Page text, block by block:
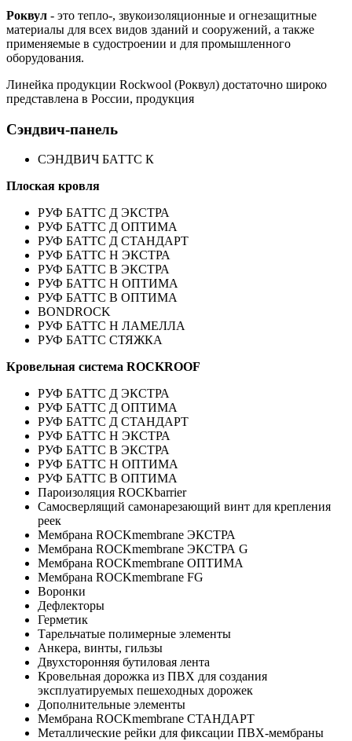
Роквул - это тепло-, звукоизоляционные и огнезащитные
материалы для всех видов зданий и сооружений, а также
применяемые в судостроении и для промышленного
оборудования.
Линейка продукции Rockwool (Роквул) достаточно широко
представлена в России, продукция
Сэндвич-панель
СЭНДВИЧ БАТТС К
Плоская кровля
РУФ БАТТС Д ЭКСТРА
РУФ БАТТС Д ОПТИМА
РУФ БАТТС Д СТАНДАРТ
РУФ БАТТС Н ЭКСТРА
РУФ БАТТС В ЭКСТРА
РУФ БАТТС Н ОПТИМА
РУФ БАТТС В ОПТИМА
BONDROCK
РУФ БАТТС Н ЛАМЕЛЛА
РУФ БАТТС СТЯЖКА
Кровельная система ROCKROOF
РУФ БАТТС Д ЭКСТРА
РУФ БАТТС Д ОПТИМА
РУФ БАТТС Д СТАНДАРТ
РУФ БАТТС Н ЭКСТРА
РУФ БАТТС В ЭКСТРА
РУФ БАТТС Н ОПТИМА
РУФ БАТТС В ОПТИМА
Пароизоляция ROCKbarrier
Самосверлящий самонарезающий винт для крепления
реек
Мембрана ROCKmembrane ЭКСТРА
Мембрана ROCKmembrane ЭКСТРА G
Мембрана ROCKmembrane ОПТИМА
Мембрана ROCKmembrane FG
Воронки
Дефлекторы
Герметик
Тарельчатые полимерные элементы
Анкера, винты, гильзы
Двухсторонняя бутиловая лента
Кровельная дорожка из ПВХ для создания
эксплуатируемых пешеходных дорожек
Дополнительные элементы
Мембрана ROCKmembrane СТАНДАРТ
Металлические рейки для фиксации ПВХ-мембраны